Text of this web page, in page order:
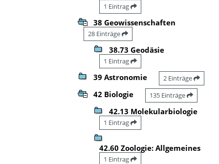
1 Eintrag
38 Geowissenschaften
28 Einträge
38.73 Geodäsie
1 Eintrag
39 Astronomie 2 Einträge
42 Biologie 135 Einträge
42.13 Molekularbiologie
1 Eintrag
42.60 Zoologie: Allgemeines
1 Eintrag